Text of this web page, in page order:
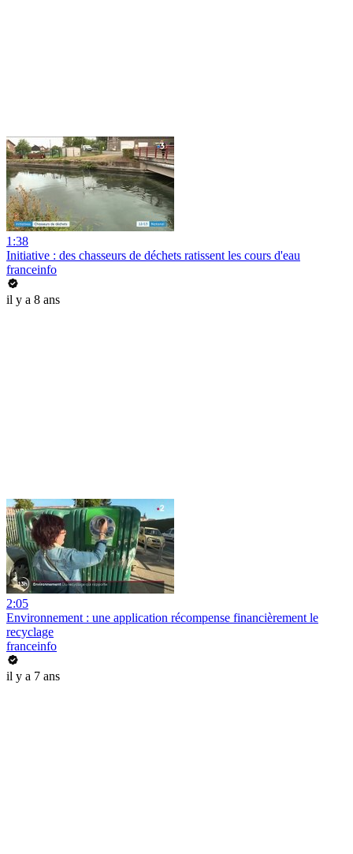
1:38
Initiative : des chasseurs de déchets ratissent les cours d'eau
franceinfo
il y a 8 ans
2:05
Environnement : une application récompense financièrement le
recyclage
franceinfo
il y a 7 ans